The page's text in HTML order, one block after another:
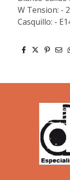
W Tension: -
Casquillo: -